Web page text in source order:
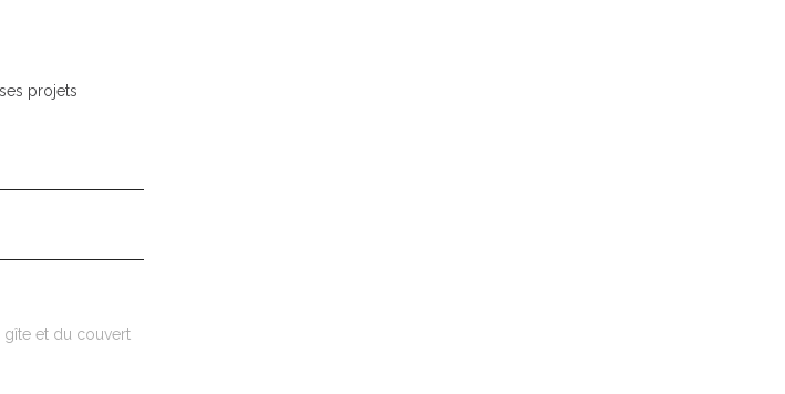
projets
gîte et du couvert